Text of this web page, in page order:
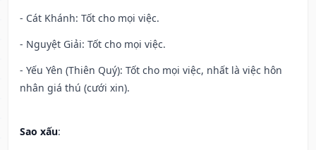
- Cát Khánh: Tốt cho mọi việc.
- Nguyệt Giải: Tốt cho mọi việc.
- Yếu Yên (Thiên Quý): Tốt cho mọi việc, nhất là việc hôn
nhân giá thú (cưới xin).
Sao xấu: